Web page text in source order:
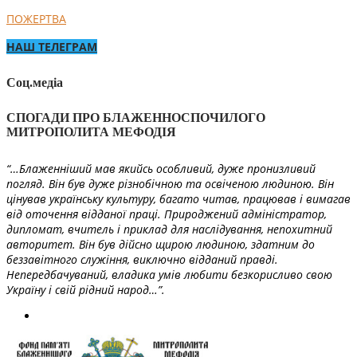
ПОЖЕРТВА
НАШ ТЕЛЕГРАМ
Соц.медіа
СПОГАДИ ПРО БЛАЖЕННОСПОЧИЛОГО
МИТРОПОЛИТА МЕФОДІЯ
“…Блаженніший мав якийсь особливий, дуже пронизливий
погляд. Він був дуже різнобічною та освіченою людиною. Він
цінував українську культуру, багато читав, працював і вимагав
від оточення відданої праці. Природжений адміністратор,
дипломат, вчитель і приклад для наслідування, непохитний
авторитет. Він був дійсно щирою людиною, здатним до
беззавітного служіння, виключно відданий правді.
Непередбачуваний, владика умів любити безкорисливо свою
Україну і свій рідний народ…”.